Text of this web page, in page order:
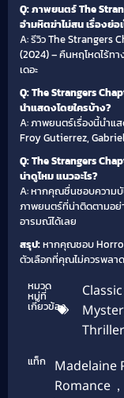
Q: ภาพยนตร์ The
อำมหิตฆ่าไม่สน เรื่องย่อ
A: รีวิว The Strangers
(2024) – คืนหฤโหดไร้ท
เดอะ
Q: The Strangers
นำแสดงโดยใครบ้าง?
A: ภาพยนตร์เรื่องนี้นำแ
Froy Gutierrez,
Q: The Strangers
น่าดูไหม แนวอะไร?
A: หากคุณชื่นชอบความบั
ภาพยนตร์ที่น่าติดตามอย่
อารมณ์ได้เลย
สรุป:หากคุณชอบ
ตัวเลือกที่คุณไม่ควรพลา
หมวด
หมู่ที่
เกี่ยวข้อง
แท็ก Madelaine
Romance ,